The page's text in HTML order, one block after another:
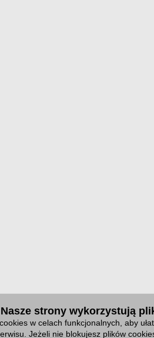
Nasze strony wykorzystują
w celach funkcjonalnych, aby
Jeżeli nie blokujesz plików